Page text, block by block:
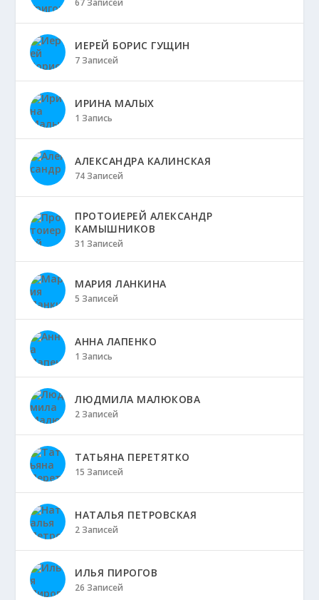
67 Записей
ИЕРЕЙ БОРИС ГУЩИН
7 Записей
ИРИНА МАЛЫХ
1 Запись
АЛЕКСАНДРА КАЛИНСКАЯ
74 Записей
ПРОТОИЕРЕЙ АЛЕКСАНДР
КАМЫШНИКОВ
31 Записей
МАРИЯ ЛАНКИНА
5 Записей
АННА ЛАПЕНКО
1 Запись
ЛЮДМИЛА МАЛЮКОВА
2 Записей
ТАТЬЯНА ПЕРЕТЯТКО
15 Записей
НАТАЛЬЯ ПЕТРОВСКАЯ
2 Записей
ИЛЬЯ ПИРОГОВ
26 Записей